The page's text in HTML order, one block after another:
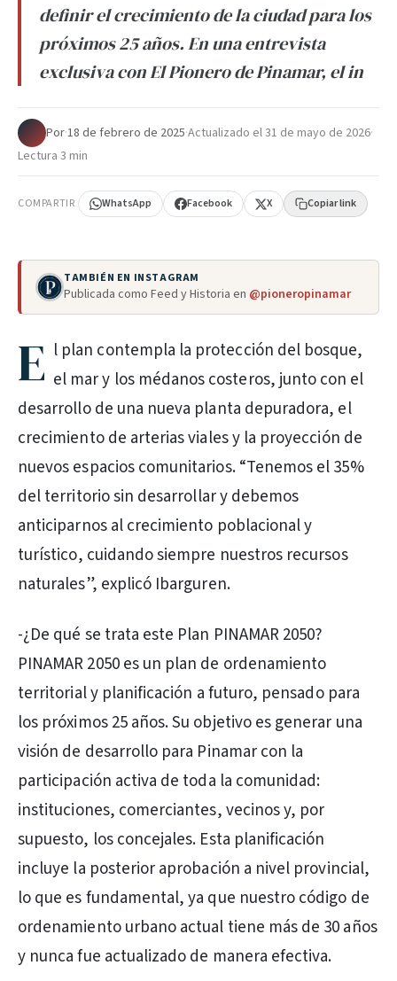
definir el crecimiento de la ciudad para los
próximos 25 años. En una entrevista
exclusiva con El Pionero de Pinamar, el in
Por·18 de febrero de 2025·Actualizado el31 de mayo de 2026·
Lectura 3 min
COMPARTIR WhatsApp Facebook X Copiar link
TAMBIÉN EN INSTAGRAM
Publicada como Feed y Historia en @pioneropinamar
E l plan contempla la protección del bosque,
el mar y los médanos costeros, junto con el
desarrollo de una nueva planta depuradora, el
crecimiento de arterias viales y la proyección de
nuevos espacios comunitarios. “Tenemos el 35%
del territorio sin desarrollar y debemos
anticiparnos al crecimiento poblacional y
turístico, cuidando siempre nuestros recursos
naturales”, explicó Ibarguren.
-¿De qué se trata este Plan PINAMAR 2050?
PINAMAR 2050 es un plan de ordenamiento
territorial y planificación a futuro, pensado para
los próximos 25 años. Su objetivo es generar una
visión de desarrollo para Pinamar con la
participación activa de toda la comunidad:
instituciones, comerciantes, vecinos y, por
supuesto, los concejales. Esta planificación
incluye la posterior aprobación a nivel provincial,
lo que es fundamental, ya que nuestro código de
ordenamiento urbano actual tiene más de 30 años
y nunca fue actualizado de manera efectiva.